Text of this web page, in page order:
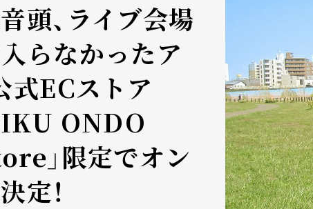
頭、ライブ会場
らなかったア
式ECストア
ONDO
」限定でオン
定！